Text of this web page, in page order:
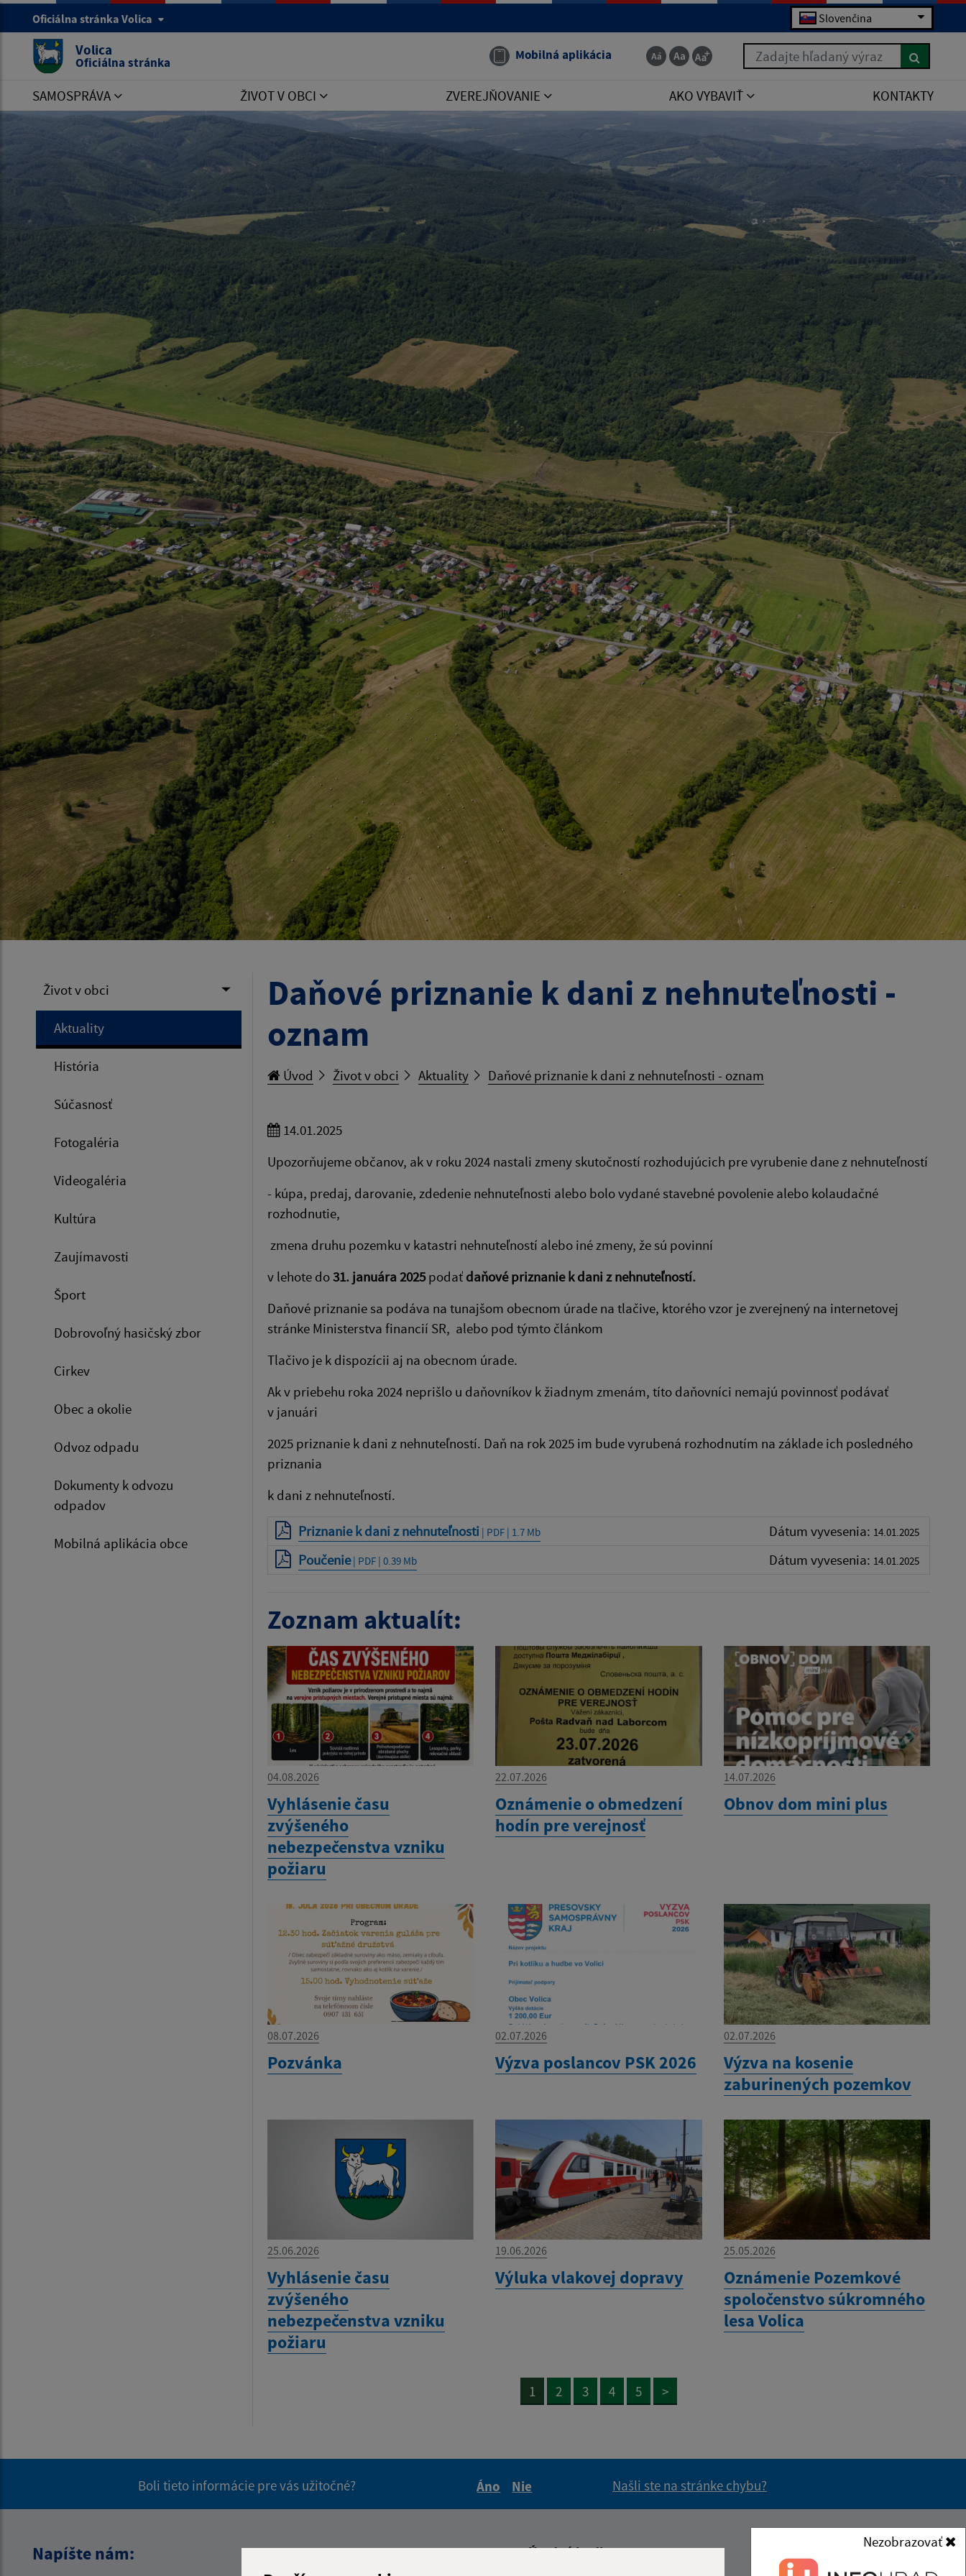
Nezobrazovať
Oficiálna stránka Volica Slovenčina
Volica
Oficiálna stránka Mobilná aplikácia Zadajte hľadaný výraz
SAMOSPRÁVA ŽIVOT V OBCI ZVEREJŇOVANIE AKO VYBAVIŤ KONTAKTY
Život v obci
Aktuality
História
Súčasnosť
Fotogaléria
Videogaléria
Kultúra
Zaujímavosti
Šport
Dobrovoľný hasičský zbor
Cirkev
Obec a okolie
Odvoz odpadu
Dokumenty k odvozu
odpadov
Mobilná aplikácia obce
Daňové priznanie k dani z nehnuteľnosti -
oznam
Úvod Život v obci Aktuality Daňové priznanie k dani z nehnuteľnosti - oznam
14.01.2025
Upozorňujeme občanov, ak v roku 2024 nastali zmeny skutočností rozhodujúcich pre vyrubenie dane z nehnuteľností
- kúpa, predaj, darovanie, zdedenie nehnuteľnosti alebo bolo vydané stavebné povolenie alebo kolaudačné
rozhodnutie,
zmena druhu pozemku v katastri nehnuteľností alebo iné zmeny, že sú povinní
v lehote do31. januára 2025podať daňové priznanie k dani z nehnuteľností.
Daňové priznanie sa podáva na tunajšom obecnom úrade na tlačive, ktorého vzor je zverejnený na internetovej
stránke Ministerstva financií SR, alebo pod týmto článkom
Tlačivo je k dispozícii aj na obecnom úrade.
Ak v priebehu roka 2024 neprišlo u daňovníkov k žiadnym zmenám, títo daňovníci nemajú povinnosť podávať
v januári
2025 priznanie k dani z nehnuteľností. Daň na rok 2025 im bude vyrubená rozhodnutím na základe ich posledného
priznania
k dani z nehnuteľností.
Priznanie k dani z nehnuteľnosti | PDF | 1.7 Mb Dátum vyvesenia: 14.01.2025
Poučenie| PDF | 0.39 Mb Dátum vyvesenia: 14.01.2025
Zoznam aktualít:
04.08.2026
Vyhlásenie času
zvýšeného
nebezpečenstva vzniku
požiaru
22.07.2026
Oznámenie o obmedzení
hodín pre verejnosť
14.07.2026
Obnov dom mini plus
08.07.2026
Pozvánka
02.07.2026
Výzva poslancov PSK 2026
02.07.2026
Výzva na kosenie
zaburinených pozemkov
25.06.2026
Vyhlásenie času
zvýšeného
nebezpečenstva vzniku
požiaru
19.06.2026
Výluka vlakovej dopravy
25.05.2026
Oznámenie Pozemkové
spoločenstvo súkromného
lesa Volica
1 2 3 4 5 >
Boli tieto informácie pre vás užitočné?
Áno
Nie
Našli ste na stránke chybu?
Napíšte nám: Úradné hodiny: